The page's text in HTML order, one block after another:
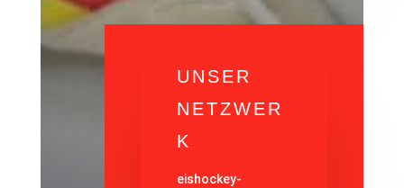
UNSER
NETZWER
K
eishockey-